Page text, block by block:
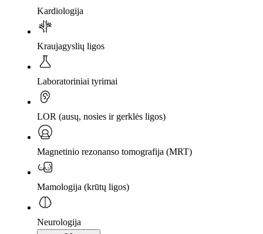
Kardiologija
Kraujagyslių ligos
Laboratoriniai tyrimai
LOR (ausų, nosies ir gerklės ligos)
Magnetinio rezonanso tomografija (MRT)
Mamologija (krūtų ligos)
Neurologija